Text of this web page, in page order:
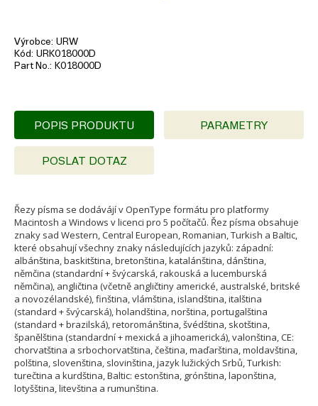
Výrobce URW
Kód URK018000D
Part No.
K018000D
POPIS PRODUKTU PARAMETRY
POSLAT DOTAZ
Řezy písma se dodávájí v OpenType formátu pro platformy
Macintosh a Windows v licenci pro 5 počítačů. Řez písma obsahuje
znaky sad Western, Central European, Romanian, Turkish a Baltic,
které obsahují všechny znaky následujících jazyků: západní:
albánština, baskitština, bretonština, katalánština, dánština,
němčina (standardní + švýcarská, rakouská a lucemburská
němčina), angličtina (včetně angličtiny americké, australské, britské
a novozélandské), finština, vlámština, islandština, italština
(standard + švýcarská), holandština, norština, portugalština
(standard + brazilská), retorománština, švédština, skotština,
španělština (standardní + mexická a jihoamerická), valonština, CE:
chorvatština a srbochorvatština, čeština, maďarština, moldavština,
polština, slovenština, slovinština, jazyk lužických Srbů, Turkish:
turečtina a kurdština, Baltic: estonština, grónština, laponština,
lotyšština, litevština a rumunština.